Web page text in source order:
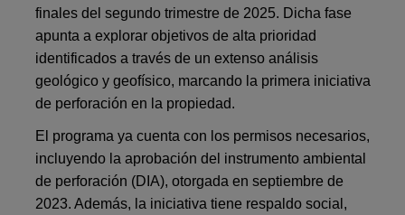
finales del segundo trimestre de 2025. Dicha fase
apunta a explorar objetivos de alta prioridad
identificados a través de un extenso análisis
geológico y geofísico, marcando la primera iniciativa
de perforación en la propiedad.
El programa ya cuenta con los permisos necesarios,
incluyendo la aprobación del instrumento ambiental
de perforación (DIA), otorgada en septiembre de
2023. Además, la iniciativa tiene respaldo social,